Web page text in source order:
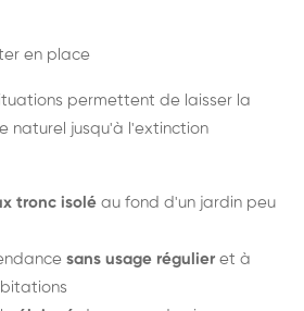
en place
permettent de laisser la
naturel jusqu'à l'extinction
tronc isolé au fond d'un jardin peu
sans usage régulier et à